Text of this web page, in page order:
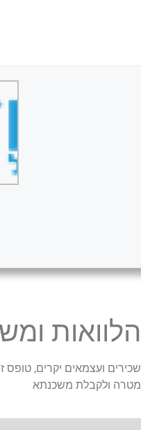
הלוואות
שכירים ועצמאים יקרים, טופס
מטרה ולקבלת משכנתא